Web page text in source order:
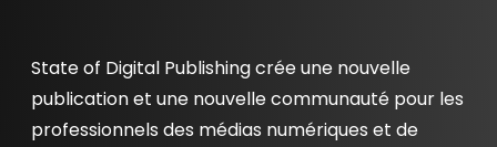
State of Digital Publishing crée une nouvelle
publication et une nouvelle communauté pour les
professionnels des médias numériques et de